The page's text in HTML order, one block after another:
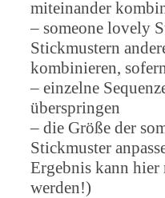
miteinander
– someone lovely
Stickmustern
kombinieren,
– einzelne
überspringen
– die Größe der
Stickmuster
Ergebnis kann
werden!)